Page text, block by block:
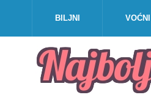
BILJNI VOĆNI